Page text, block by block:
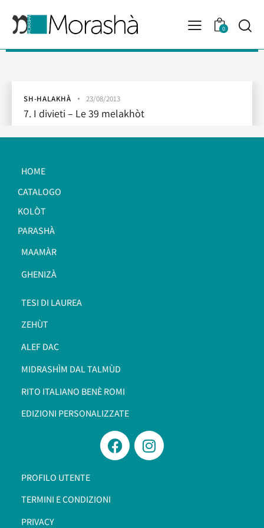
0
SH-HALAKHÀ 23/08/2013
7. I divieti – Le 39 melakhòt
HOME
CATALOGO
KOLÒT
PARASHÀ
MAAMÀR
GHENIZÀ
TESI DI LAUREA
ZEHÙT
ALEF DAC
MIDRASHÌM DAL TALMÙD
RITO ITALIANO BENÈ ROMI​
EDIZIONI PERSONALIZZATE
PROFILO UTENTE
TERMINI E CONDIZIONI
PRIVACY